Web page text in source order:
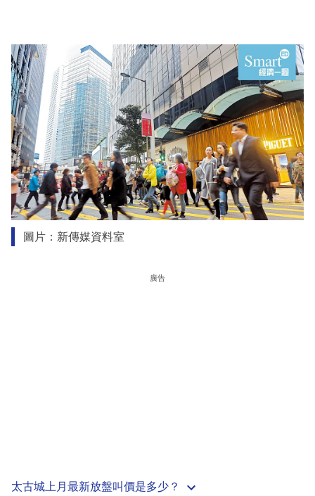
圖片：新傳媒資料室
廣告
太古城上月最新放盤叫價是多少？